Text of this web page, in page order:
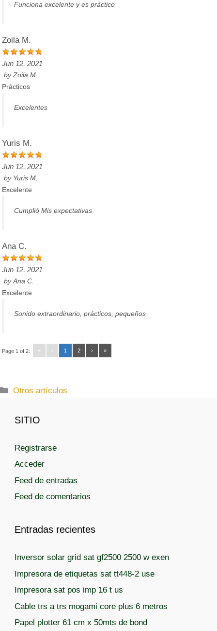
Funciona excelente y es práctico
Zoila M.
Jun 12, 2021
byZoila M.
Prácticos
Excelentes
Yuris M.
Jun 12, 2021
by Yuris M.
Excelente
Cumplió Mis expectativas
Ana C.
Jun 12, 2021
byAna C.
Excelente
Sonido extraordinario, prácticos, pequeños
Page 1 of 2: « ‹ 1 2 › »
C
e
o
r
a
s
Otros artículos
SITIO
Registrarse
Acceder
Feed de entradas
Feed de comentarios
Entradas recientes
Inversor solar grid sat gf2500 2500 w exen
Impresora de etiquetas sat tt448-2 use
Impresora sat pos imp 16 t us
Cable trs a trs mogami core plus 6 metros
Papel plotter 61 cm x 50mts de bond